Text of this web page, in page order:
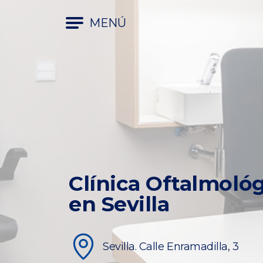
MENÚ
Clínica
en Sevilla
Sevilla. Calle Enramadilla, 3